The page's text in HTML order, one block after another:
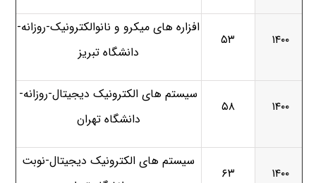
۱۴۰۰ ۵۳
افزاره های میکرو و نانوالکترونیک-روزانه-
دانشگاه تبریز
۱۴۰۰ ۵۸
سیستم های الکترونیک دیجیتال-روزانه-
دانشگاه تهران
۱۴۰۰ ۶۳
سیستم های الکترونیک دیجیتال-نوبت